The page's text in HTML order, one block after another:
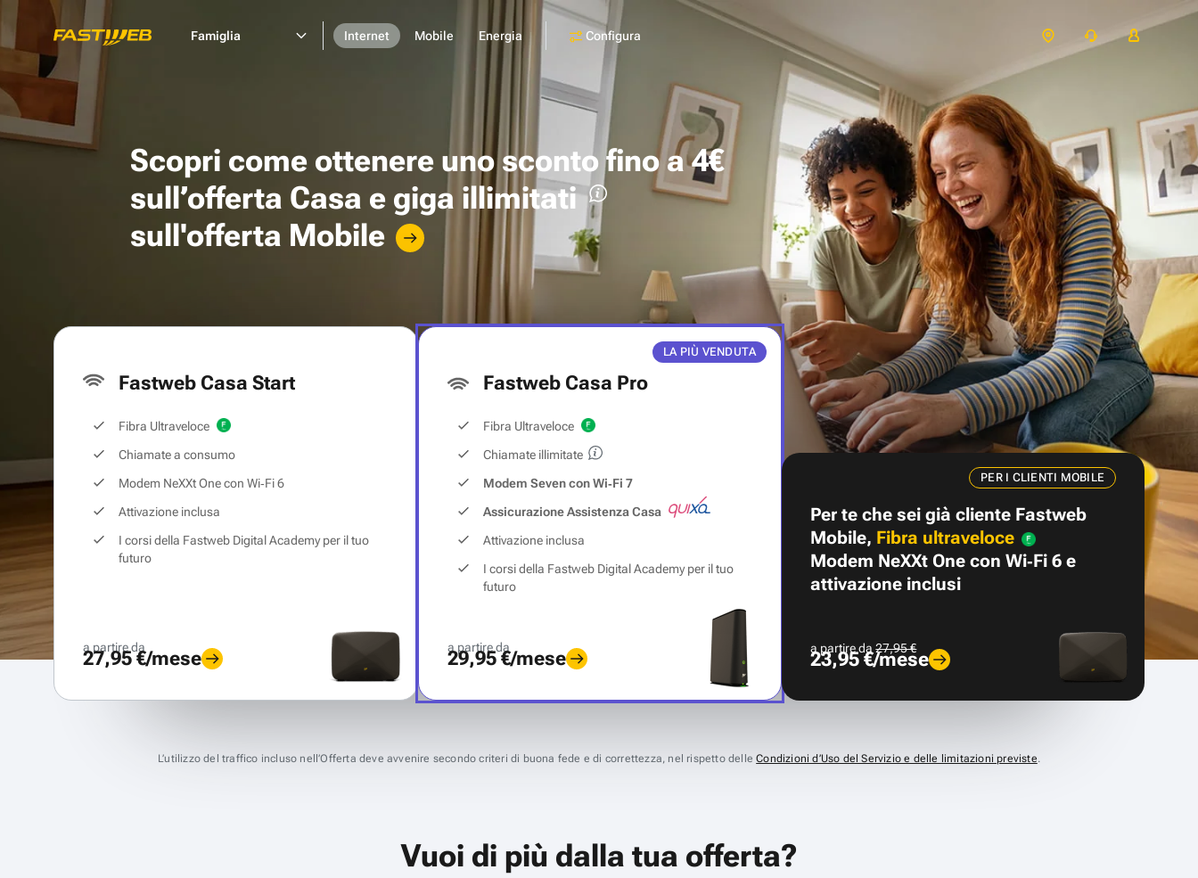
Famiglia Internet Mobile Energia Configura
Scopri come ottenere unosconto fino a 4€
sull’offerta Casa e giga illimitati
sull'offerta Mobile
Fastweb Casa Start
Fibra Ultraveloce
Chiamate a consumo
Modem NeXXt One con Wi‑Fi 6
Attivazione inclusa
I corsi della Fastweb Digital Academy per il tuo
futuro
a partire da
27,95 €/mese
LA PIÙ VENDUTA
Fastweb Casa Pro
Fibra Ultraveloce
Chiamate illimitate
Modem Seven con Wi‑Fi 7
Assicurazione Assistenza Casa
Attivazione inclusa
I corsi della Fastweb Digital Academy per il tuo
futuro
a partire da
29,95 €/mese
PER I CLIENTI MOBILE
Per te che sei già cliente Fastweb
Mobile, Fibra ultraveloce
Modem NeXXt One con Wi‑Fi 6 e
attivazione inclusi
a partire da27,95 €
23,95 €/mese
L’utilizzo del traffico incluso nell’Offerta deve avvenire secondo criteri di buona fede e di correttezza, nel rispetto delleCondizioni d’Uso del Servizio e delle limitazioni previste.
Vuoi di più dalla tua offerta?